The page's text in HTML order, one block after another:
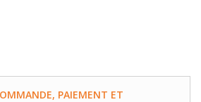
PAIEMENT ET